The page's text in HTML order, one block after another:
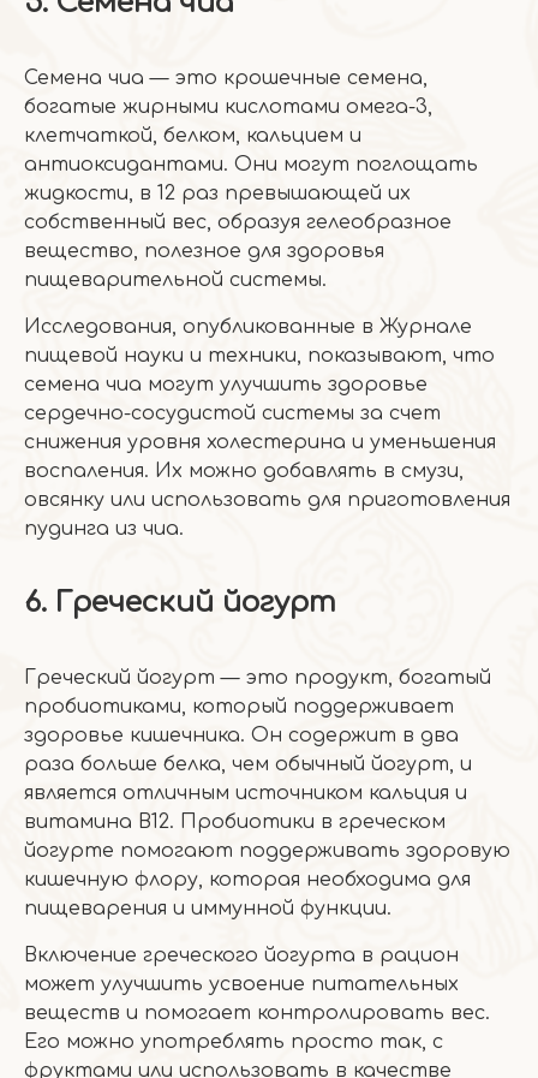
Семена чиа — это крошечные семена,
богатые жирными кислотами омега-3,
клетчаткой, белком, кальцием и
антиоксидантами. Они могут поглощать
жидкости, в 12 раз превышающей их
собственный вес, образуя гелеобразное
вещество, полезное для здоровья
пищеварительной системы.
Исследования, опубликованные в Журнале
пищевой науки и техники, показывают, что
семена чиа могут улучшить здоровье
сердечно-сосудистой системы за счет
снижения уровня холестерина и уменьшения
воспаления. Их можно добавлять в смузи,
овсянку или использовать для приготовления
пудинга из чиа.
6. Греческий йогурт
Греческий йогурт — это продукт, богатый
пробиотиками, который поддерживает
здоровье кишечника. Он содержит в два
раза больше белка, чем обычный йогурт, и
является отличным источником кальция и
витамина B12. Пробиотики в греческом
йогурте помогают поддерживать здоровую
кишечную флору, которая необходима для
пищеварения и иммунной функции.
Включение греческого йогурта в рацион
может улучшить усвоение питательных
веществ и помогает контролировать вес.
Его можно употреблять просто так, с
фруктами или использовать в качестве